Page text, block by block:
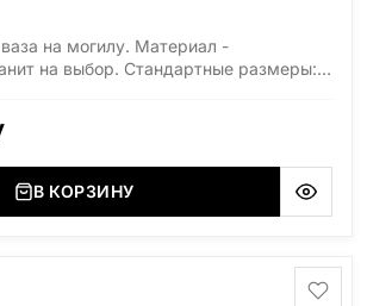
на могилу. Материал -
на выбор. Стандартные размеры:
В КОРЗИНУ